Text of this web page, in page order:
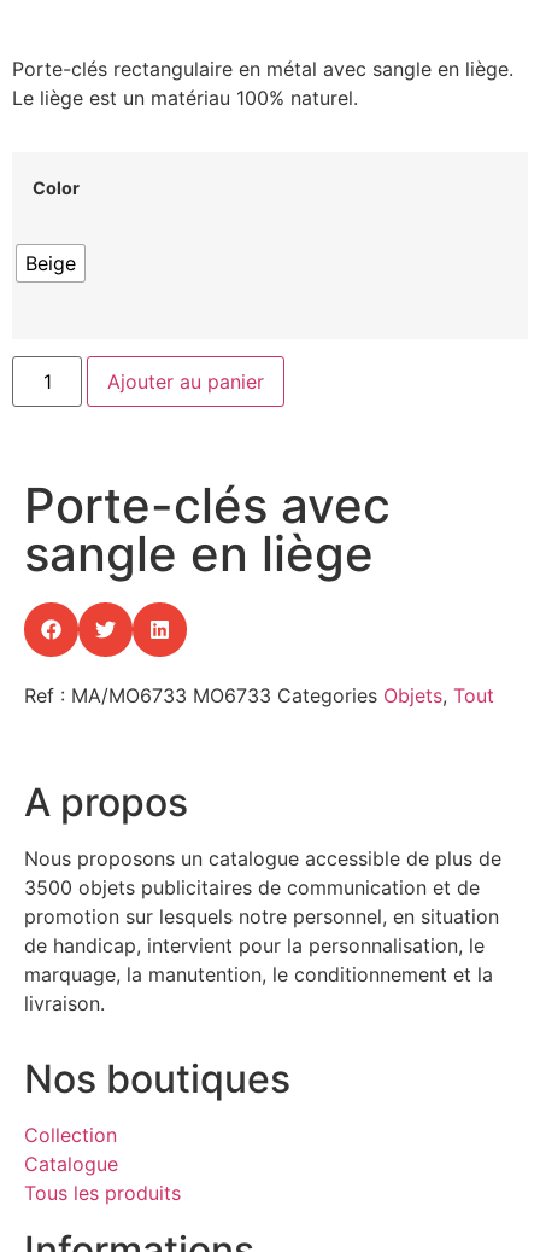
Porte-clés rectangulaire en métal avec sangle en liège.
Le liège est un matériau 100% naturel.
Color
Beige
Ajouter au panier
Porte-clés avec
sangle en liège
Ref : MA/MO6733 MO6733 Categories Objets, Tout
A propos
Nous proposons un catalogue accessible de plus de
3500 objets publicitaires de communication et de
promotion sur lesquels notre personnel, en situation
de handicap, intervient pour la personnalisation, le
marquage, la manutention, le conditionnement et la
livraison.
Nos boutiques
Collection
Catalogue
Tous les produits